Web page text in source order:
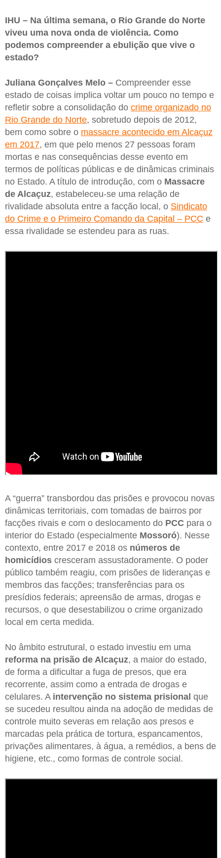
IHU – Na última semana, o Rio Grande do Norte
viveu uma nova onda de violência. Como
podemos compreender a ebulição que vive o
estado?
Juliana Gonçalves Melo – Compreender esse
estado de coisas implica voltar um pouco no tempo e
refletir sobre a consolidação do crime organizado no
Rio Grande do Norte, sobretudo depois de 2012,
bem como sobre o massacre acontecido em Alcaçuz
em 2017, em que pelo menos 27 pessoas foram
mortas e nas consequências desse evento em
termos de políticas públicas e de dinâmicas criminais
no Estado. A título de introdução, com o Massacre
de Alcaçuz, estabeleceu-se uma relação de
rivalidade absoluta entre a facção local, o Sindicato
do Crime e o Primeiro Comando da Capital – PCC e
essa rivalidade se estendeu para as ruas.
A “guerra” transbordou das prisões e provocou novas
dinâmicas territoriais, com tomadas de bairros por
facções rivais e com o deslocamento do PCC para o
interior do Estado (especialmente Mossoró). Nesse
contexto, entre 2017 e 2018 os números de
homicídios cresceram assustadoramente. O poder
público também reagiu, com prisões de lideranças e
membros das facções; transferências para os
presídios federais; apreensão de armas, drogas e
recursos, o que desestabilizou o crime organizado
local em certa medida.
No âmbito estrutural, o estado investiu em uma
reforma na prisão de Alcaçuz, a maior do estado,
de forma a dificultar a fuga de presos, que era
recorrente, assim como a entrada de drogas e
celulares. A intervenção no sistema prisional que
se sucedeu resultou ainda na adoção de medidas de
controle muito severas em relação aos presos e
marcadas pela prática de tortura, espancamentos,
privações alimentares, à água, a remédios, a bens de
higiene, etc., como formas de controle social.